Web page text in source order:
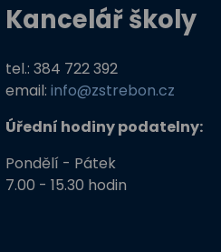
Kancelář školy
tel.: 384 722 392
email: info@zstrebon.cz
Úřední hodiny podatelny:
Pondělí - Pátek
7.00 - 15.30 hodin